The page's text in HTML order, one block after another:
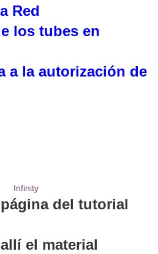
Red
los tubes en
a la autorización de
del tutorial
el material